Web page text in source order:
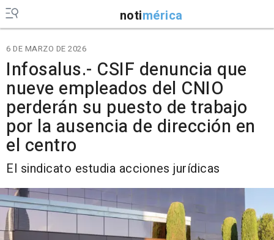
notimérica
6 DE MARZO DE 2026
Infosalus.- CSIF denuncia que
nueve empleados del CNIO
perderán su puesto de trabajo
por la ausencia de dirección en
el centro
El sindicato estudia acciones jurídicas